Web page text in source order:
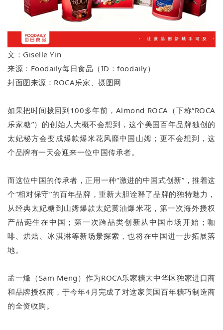
文：Giselle Yin
来源：Foodaily每日食品（ID：foodaily）
封面图来源：ROCA乐家、摄图网
如果把时间拨回到100多年前，Almond ROCA（下称“ROCA
乐家糖”）的创始人大概不会想到，这个美国百年品牌独创的
太妃秘方会变成爆款爆米花风靡中国山姆；更不会想到，这
个品牌有一天会迎来一位中国传承者。
而这位中国的传承者，正用一种“激进的中国式创新”，推着这
个“相对保守”的百年品牌，重新大胆诠释了品牌的独特魅力，
从经典太妃糖到山姆爆款太妃黄油爆米花，第一次海外授权
产品诞生在中国；第一次跨品类创新从中国市场开始；咖
啡、烘焙、冰淇淋等新场景探索，也将在中国进一步拓展落
地。
孟一烽（Sam Meng）作为ROCA乐家糖大中华区独家进口商
和品牌授权商，于今年4月完成了对这家美国百年糖巧制造商
的全资收购。